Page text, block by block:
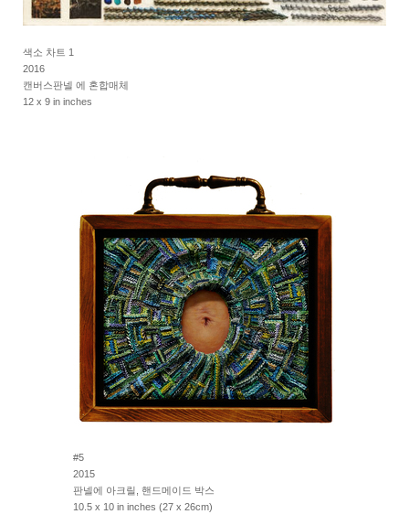
색소 차트 1
2016
캔버스판넬 에 혼합매체
12 x 9 in inches
#5
2015
판넬에 아크릴, 핸드메이드 박스
10.5 x 10 in inches (27 x 26cm)